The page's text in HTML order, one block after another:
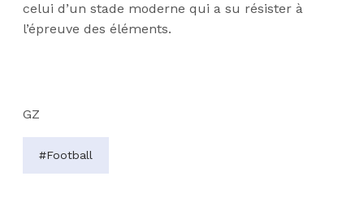
celui d’un stade moderne qui a su résister à
l’épreuve des éléments.
GZ
#Football